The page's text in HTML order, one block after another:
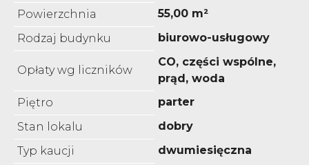
Powierzchnia
55,00 m²
Rodzaj budynku
biurowo-usługowy
Opłaty wg liczników
CO, części wspólne,
prąd, woda
Piętro
parter
Stan lokalu
dobry
Typ kaucji
dwumiesięczna